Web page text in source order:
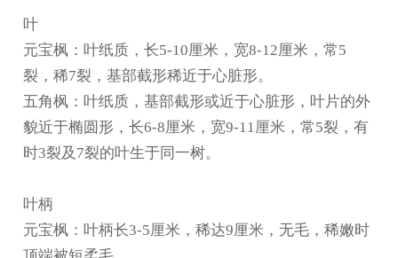
叶
元宝枫：叶纸质，长5-10厘米，宽8-12厘米，常5
裂，稀7裂，基部截形稀近于心脏形。
五角枫：叶纸质，基部截形或近于心脏形，叶片的外
貌近于椭圆形，长6-8厘米，宽9-11厘米，常5裂，有
时3裂及7裂的叶生于同一树。
叶柄
元宝枫：叶柄长3-5厘米，稀达9厘米，无毛，稀嫩时